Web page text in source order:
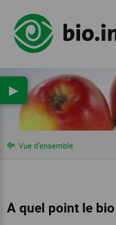
Vue d’ensemble
A quel point le
▶